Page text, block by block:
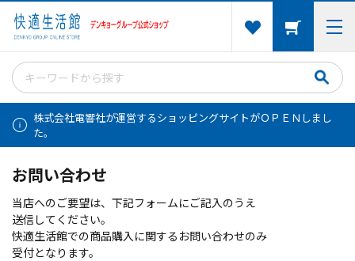
株式会社電響社が運営するショッピングサイトがＯＰＥＮしまし
た。
お問い合わせ
当店へのご要望は、下記フォームにご記入のうえ
送信してください。
快適生活館での商品購入に関するお問い合わせのみ
受付となります。